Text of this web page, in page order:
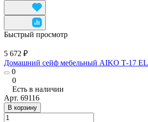
Быстрый просмотр
5 672 ₽
Домашний сейф мебельный AIKO Т-17 EL
0
0
Есть в наличии
Арт. 69116
В корзину